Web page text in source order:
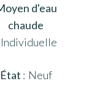
d'eau
chaude
Individuelle
État Neuf